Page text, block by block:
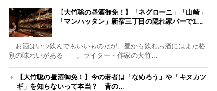
【大竹聡の昼酒御免！】「ネグローニ」「山崎」
「マンハッタン」新宿三丁目の隠れ家バーで1…
お酒はいつ飲んでもいいものだが、昼から飲むお酒にはまた格
別の味わいがある――。ライター・作家の大竹…
【大竹聡の昼酒御免！】今の若者は「なめろう」や「キヌカツ
ギ」を知らないって本当？ 昔の…